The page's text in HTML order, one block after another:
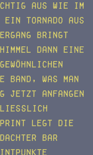
aus wie im
Tornado aus
bringt
dann eine
was man
jetzt anfangen
legt die
Bar